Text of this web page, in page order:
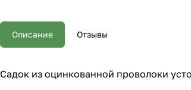
Описание Отзывы
Садок из оцинкованной проволоки